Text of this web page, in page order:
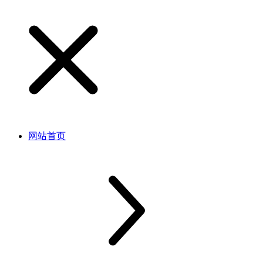
网站首页